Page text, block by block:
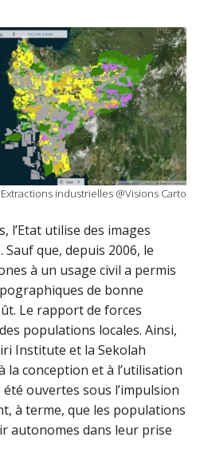
Extractions industrielles @Visions Carto
l’Etat utilise des images
que, depuis 2006, le
à un usage civil a permis
de bonne
Le rapport de forces
populations locales. Ainsi,
Institute et la Sekolah
la conception et à l’utilisation
ouvertes sous l’impulsion
à terme, que les populations
autonomes dans leur prise